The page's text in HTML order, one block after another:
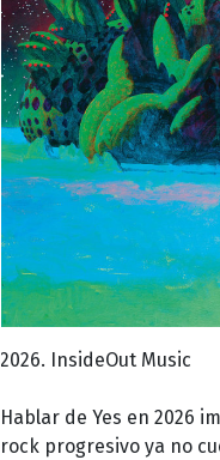
2026. InsideOut Music
Hablar de Yes en 2026
rock progresivo ya no